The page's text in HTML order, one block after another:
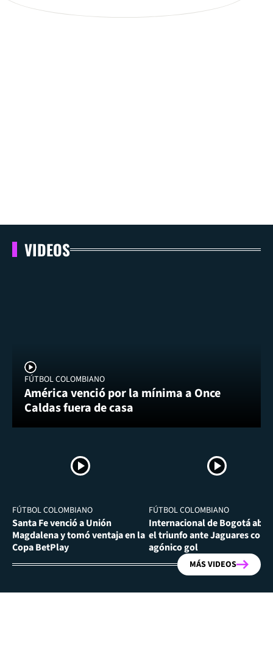
VIDEOS
FÚTBOL COLOMBIANO
América venció por la mínima a Once
Caldas fuera de casa
FÚTBOL COLOMBIANO
Santa Fe venció a Unión
Magdalena y tomó ventaja en la
Copa BetPlay
FÚTBOL COLOMBIANO
Internacional de Bogotá
el triunfo ante Jaguares con
agónico gol
MÁS VIDEOS